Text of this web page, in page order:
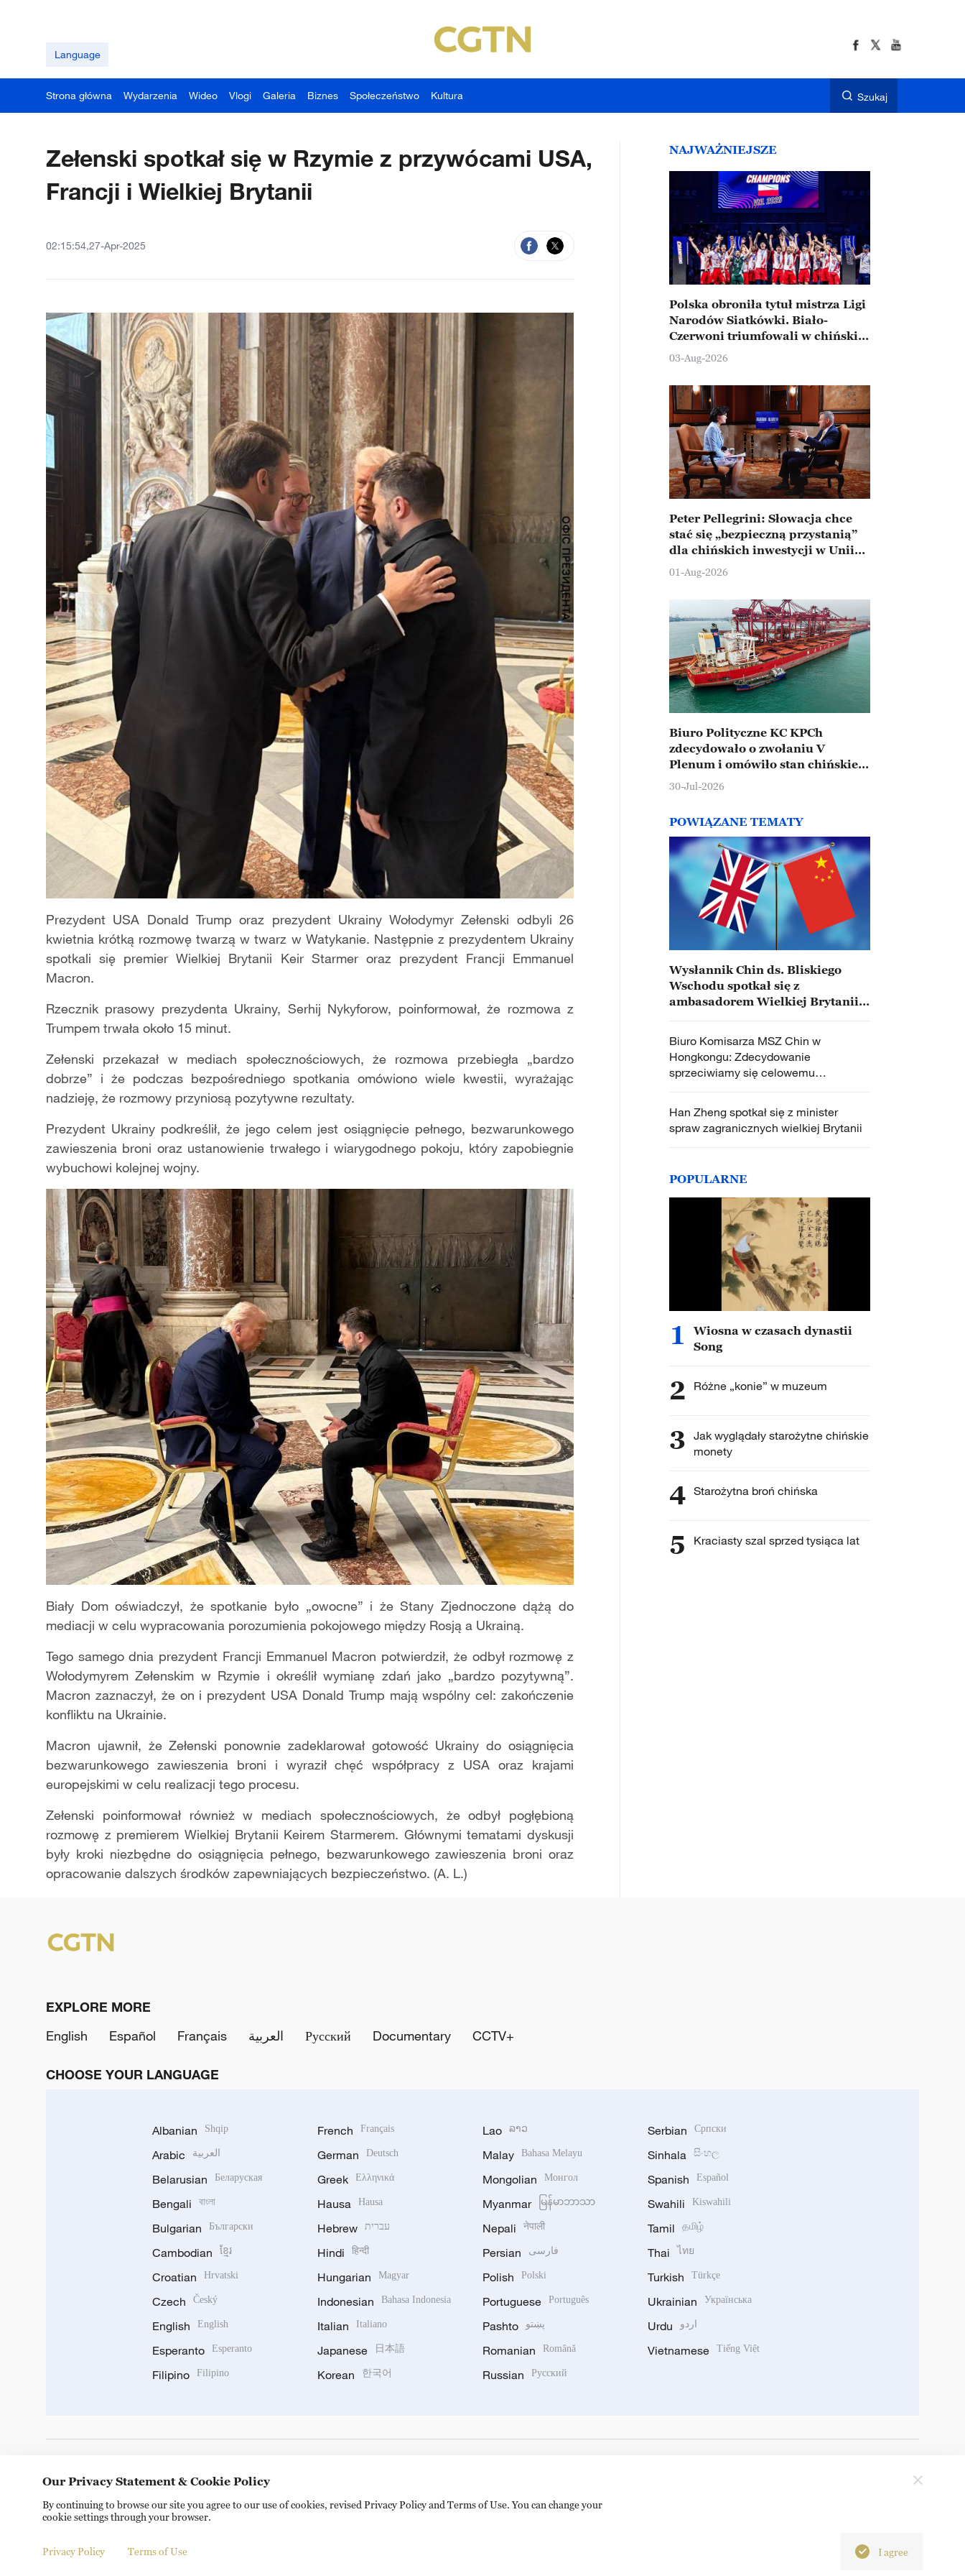
Language
Strona główna Wydarzenia Wideo Vlogi Galeria Biznes Społeczeństwo Kultura Szukaj
Zełenski spotkał się w Rzymie z przywócami USA,
Francji i Wielkiej Brytanii
02:15:54,27-Apr-2025
Prezydent USA Donald Trump oraz prezydent Ukrainy Wołodymyr Zełenski odbyli 26
kwietnia krótką rozmowę twarzą w twarz w Watykanie. Następnie z prezydentem Ukrainy
spotkali się premier Wielkiej Brytanii Keir Starmer oraz prezydent Francji Emmanuel
Macron.
Rzecznik prasowy prezydenta Ukrainy, Serhij Nykyforow, poinformował, że rozmowa z
Trumpem trwała około 15 minut.
Zełenski przekazał w mediach społecznościowych, że rozmowa przebiegła „bardzo
dobrze” i że podczas bezpośredniego spotkania omówiono wiele kwestii, wyrażając
nadzieję, że rozmowy przyniosą pozytywne rezultaty.
Prezydent Ukrainy podkreślił, że jego celem jest osiągnięcie pełnego, bezwarunkowego
zawieszenia broni oraz ustanowienie trwałego i wiarygodnego pokoju, który zapobiegnie
wybuchowi kolejnej wojny.
Biały Dom oświadczył, że spotkanie było „owocne” i że Stany Zjednoczone dążą do
mediacji w celu wypracowania porozumienia pokojowego między Rosją a Ukrainą.
Tego samego dnia prezydent Francji Emmanuel Macron potwierdził, że odbył rozmowę z
Wołodymyrem Zełenskim w Rzymie i określił wymianę zdań jako „bardzo pozytywną”.
Macron zaznaczył, że on i prezydent USA Donald Trump mają wspólny cel: zakończenie
konfliktu na Ukrainie.
Macron ujawnił, że Zełenski ponownie zadeklarował gotowość Ukrainy do osiągnięcia
bezwarunkowego zawieszenia broni i wyraził chęć współpracy z USA oraz krajami
europejskimi w celu realizacji tego procesu.
Zełenski poinformował również w mediach społecznościowych, że odbył pogłębioną
rozmowę z premierem Wielkiej Brytanii Keirem Starmerem. Głównymi tematami dyskusji
były kroki niezbędne do osiągnięcia pełnego, bezwarunkowego zawieszenia broni oraz
opracowanie dalszych środków zapewniających bezpieczeństwo. (A. L.)
NAJWAŻNIEJSZE
Polska obroniła tytuł mistrza Ligi
Narodów Siatkówki. Biało-
Czerwoni triumfowali w chińskim
Ningbo
03-Aug-2026
Peter Pellegrini: Słowacja chce
stać się „bezpieczną przystanią”
dla chińskich inwestycji w Unii
Europejskiej
01-Aug-2026
Biuro Polityczne KC KPCh
zdecydowało o zwołaniu V
Plenum i omówiło stan chińskiej
gospodarki
30-Jul-2026
POWIĄZANE TEMATY
Wysłannik Chin ds. Bliskiego
Wschodu spotkał się z
ambasadorem Wielkiej Brytanii
Biuro Komisarza MSZ Chin w
Hongkongu: Zdecydowanie
sprzeciwiamy się celowemu
negatywnemu przedstawianiu sytuacji
polityków z USA, Wielkiej Brytanii i
innych krajów
Han Zheng spotkał się z minister
spraw zagranicznych wielkiej Brytanii
POPULARNE
1
Wiosna w czasach dynastii
Song
2 Różne „konie” w muzeum
3 Jak wyglądały starożytne chińskie
monety
4 Starożytna broń chińska
5 Kraciasty szal sprzed tysiąca lat
EXPLORE MORE
English
Español Français العربية Русский Documentary CCTV+
CHOOSE YOUR LANGUAGE
Albanian Shqip
Arabic العربية
Belarusian Беларуская
Bengali বাংলা
Bulgarian Български
Cambodian ខ្មែរ
Croatian Hrvatski
Czech Český
English English
Esperanto Esperanto
Filipino Filipino
French Français
German Deutsch
Greek Ελληνικά
Hausa Hausa
Hebrew עברית
Hindi हिन्दी
Hungarian Magyar
Indonesian Bahasa Indonesia
Italian Italiano
Japanese 日本語
Korean 한국어
Lao ລາວ
Malay Bahasa Melayu
Mongolian Монгол
Myanmar မြန်မာဘာသာ
Nepali नेपाली
Persian فارسی
Polish Polski
Portuguese Português
Pashto پښتو
Romanian Română
Russian Русский
Serbian Српски
Sinhala සිංහල
Spanish Español
Swahili Kiswahili
Tamil தமிழ்
Thai ไทย
Turkish Türkçe
Ukrainian Українська
Urdu اردو
Vietnamese Tiếng Việt
Copyright © 2024 CGTN. 京ICP备20000184号
Our Privacy Statement & Cookie Policy
By continuing to browse our site you agree to our use of cookies, revised Privacy Policy and Terms of Use. You can change your
cookie settings through your browser.
Privacy Policy Terms of Use I agree